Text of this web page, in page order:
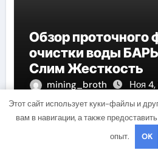
Обзор проточного
очистки воды
Слим Жесткость
mining_broth Ноя
Этот сайт использует куки-файлы и
вам в навигации, а также
опыт.
OK